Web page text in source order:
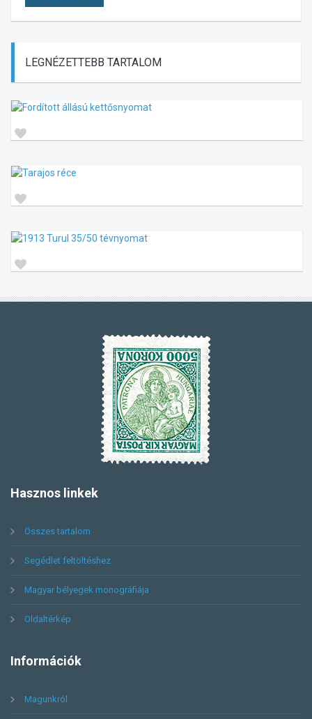
LEGNÉZETTEBB TARTALOM
Hasznos linkek
Összes tartalom
Segédlet feltöltéshez
Magyar bélyegek monográfiája
Oldaltérkép
Információk
Magunkról